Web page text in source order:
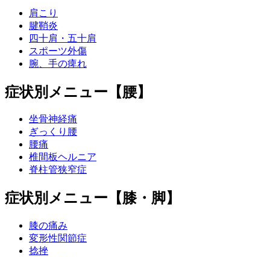
肩こり
腱鞘炎
四十肩・五十肩
スポーツ外傷
腕、手の痺れ
症状別メニュー【腰】
坐骨神経痛
ぎっくり腰
腰痛
椎間板ヘルニア
脊柱管狭窄症
症状別メニュー【膝・脚】
膝の痛み
変形性関節症
捻挫